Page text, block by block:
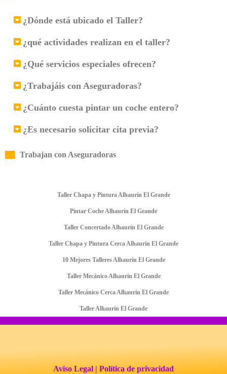
¿Dónde está ubicado el Taller?
¿qué actividades realizan en el taller?
¿Qué servicios especiales ofrecen?
¿Trabajáis con Aseguradoras?
¿Cuánto cuesta pintar un coche entero?
¿Es necesario solicitar cita previa?
Trabajan con Aseguradoras
Taller Chapa y Pintura Alhaurín El Grande
Pintar Coche Alhaurín El Grande
Taller Concertado Alhaurín El Grande
Taller Chapa y Pintura Cerca Alhaurín El Grande
10 Mejores Talleres Alhaurín El Grande
Taller Mecánico Alhaurín El Grande
Taller Mecánico Cerca Alhaurín El Grande
Taller Alhaurín El Grande
Aviso Legal | Política de privacidad